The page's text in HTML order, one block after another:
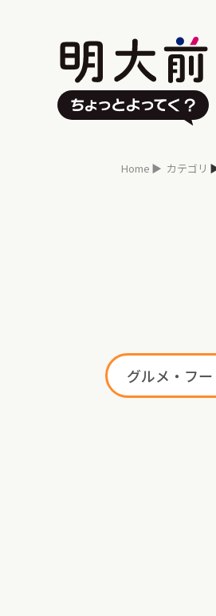
Home カテゴリ
グルメ・フー